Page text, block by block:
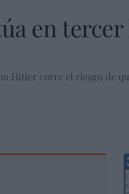
en
Hitler corre el riesgo de